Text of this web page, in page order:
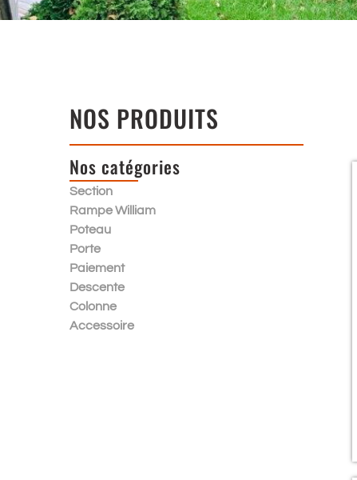
NOS PRODUITS
Nos catégories
Section
Rampe William
Poteau
Porte
Paiement
Descente
Colonne
Accessoire